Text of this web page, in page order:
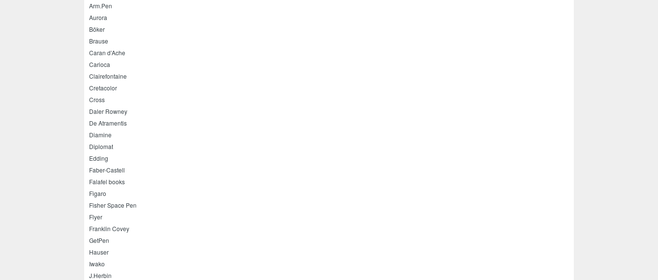
Arm.Pen
Aurora
Böker
Brause
Caran d’Ache
Carioca
Clairefontaine
Cretacolor
Cross
Daler Rowney
De Atramentis
Diamine
Diplomat
Edding
Faber-Castell
Falafel books
Figaro
Fisher Space Pen
Flyer
Franklin Covey
GetPen
Hauser
Iwako
J.Herbin